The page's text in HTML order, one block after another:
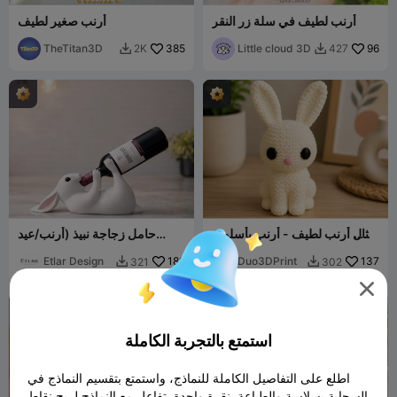
أرنب صغير لطيف
TheTitan3D  2K 385
أرنب لطيف في سلة زر النقر
Little cloud 3D  427 96
حامل زجاجة نبيذ (أرنب/عيد
Etlar Design  321 189
تمثال أرنب لطيف - أرنب بأسلوب
الكروشيه
Duo3DPrint  302 137

استمتع بالتجربة الكاملة
اطلع على التفاصيل الكاملة للنماذج، واستمتع بتقسيم النماذج في